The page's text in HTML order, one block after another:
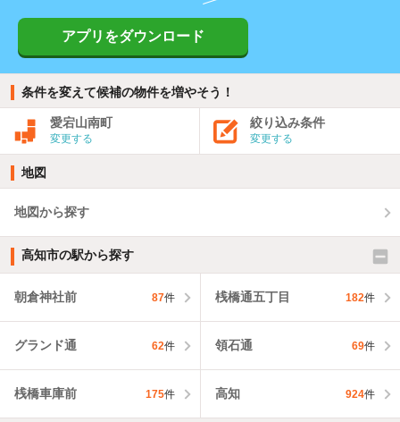
アプリをダウンロード
条件を変えて候補の物件を増やそう！
愛宕山南町
変更する
絞り込み条件
変更する
地図
地図から探す
高知市の駅から探す
朝倉神社前 87件 桟橋通五丁目 182件
グランド通 62件 領石通 69件
桟橋車庫前 175件 高知 924件